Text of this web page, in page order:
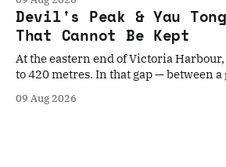
dinastía, el Imperio Británico instaló
guiado del mundo...
Devil's Peak & Yau
That Cannot Be Kept
At the eastern end of Victoria
to 420 metres. In that gap — between
contain the world's last Brennan
09 Aug 2026